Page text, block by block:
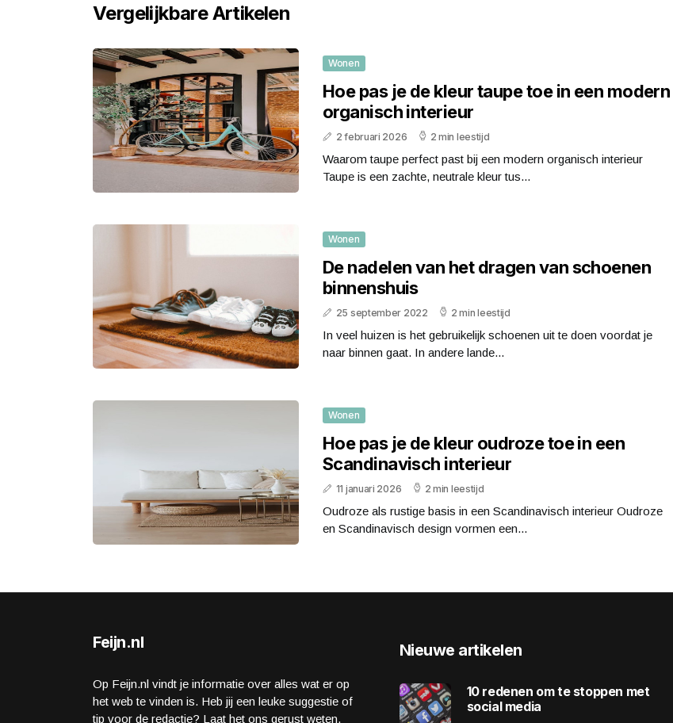
Vergelijkbare Artikelen
Wonen
Hoe pas je de kleur taupe toe in een modern
organisch interieur
2 februari 2026 2 min leestijd
Waarom taupe perfect past bij een modern organisch interieur
Taupe is een zachte, neutrale kleur tus...
Wonen
De nadelen van het dragen van schoenen
binnenshuis
25 september 2022 2 min leestijd
In veel huizen is het gebruikelijk schoenen uit te doen voordat je
naar binnen gaat. In andere lande...
Wonen
Hoe pas je de kleur oudroze toe in een
Scandinavisch interieur
11 januari 2026 2 min leestijd
Oudroze als rustige basis in een Scandinavisch interieur Oudroze
en Scandinavisch design vormen een...
Feijn.nl
Op Feijn.nl vindt je informatie over alles wat er op
het web te vinden is. Heb jij een leuke suggestie of
tip voor de redactie? Laat het ons gerust weten.
Nieuwe artikelen
10 redenen om te stoppen met
social media